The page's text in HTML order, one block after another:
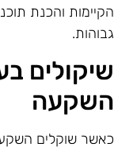
והכנת
שוקלים